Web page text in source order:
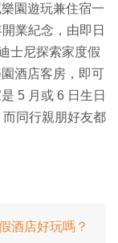
園遊玩兼住宿一
業紀念，由即日
士尼探索家度假
酒店客房，即可
5 月或 6 日生日
同行親朋好友都
酒店好玩嗎？